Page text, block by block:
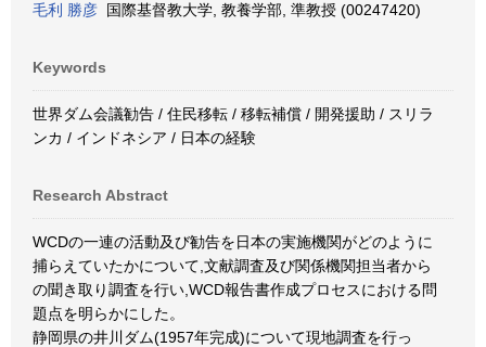
毛利 勝彦 国際基督教大学, 教養学部, 準教授 (00247420)
Keywords
世界ダム会議勧告 / 住民移転 / 移転補償 / 開発援助 / スリラ
ンカ / インドネシア / 日本の経験
Research Abstract
WCDの一連の活動及び勧告を日本の実施機関がどのように
捕らえていたかについて,文献調査及び関係機関担当者から
の聞き取り調査を行い,WCD報告書作成プロセスにおける問
題点を明らかにした。
静岡県の井川ダム(1957年完成)について現地調査を行っ